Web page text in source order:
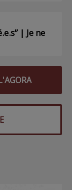
| Je ne